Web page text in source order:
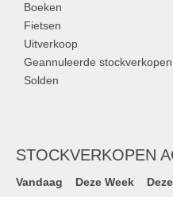
Boeken
Fietsen
Uitverkoop
Geannuleerde stockverkopen
Solden
STOCKVERKOPEN
Vandaag Deze Week